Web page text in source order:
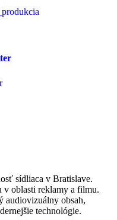
sídliaca v Bratislave.
v oblasti reklamy a filmu.
audiovizuálny obsah,
technológie.